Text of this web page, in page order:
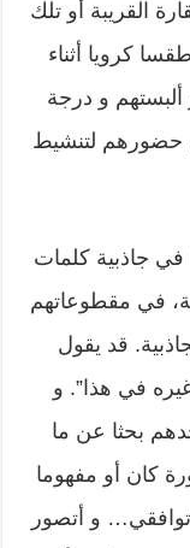
القريبة أو تلك
كرويا أثناء
و درجة
حضورهم لتنشيط
في جاذبية كلمات
في مقطوعاتهم
قد يقول
في هذا”. و
بحثا عن ما
كان أو مفهوما
و أتصور